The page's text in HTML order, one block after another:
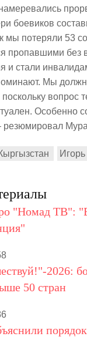
боевиков
мы потеряли 53
пропавшими без
и стали
Мы
вопрос
Особенно
"Номад ТВ":
2026:
50 стран